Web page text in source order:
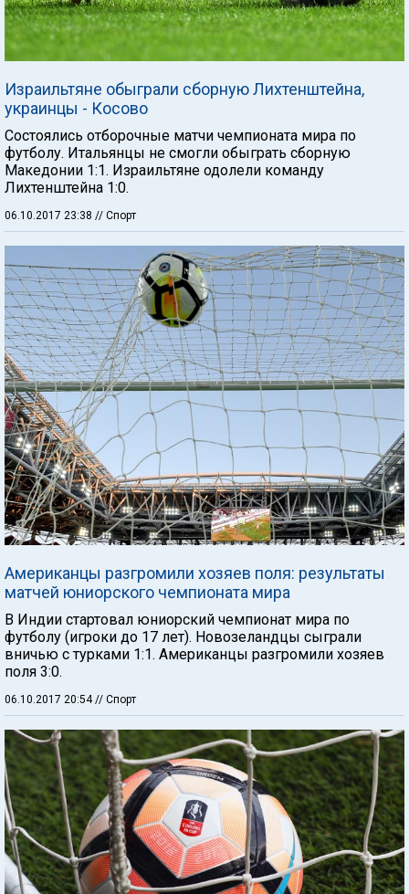
Израильтяне обыграли сборную Лихтенштейна,
украинцы - Косово
Состоялись отборочные матчи чемпионата мира по
футболу. Итальянцы не смогли обыграть сборную
Македонии 1:1. Израильтяне одолели команду
Лихтенштейна 1:0.
06.10.2017 23:38 // Спорт
Американцы разгромили хозяев поля: результаты
матчей юниорского чемпионата мира
В Индии стартовал юниорский чемпионат мира по
футболу (игроки до 17 лет). Новозеландцы сыграли
вничью с турками 1:1. Американцы разгромили хозяев
поля 3:0.
06.10.2017 20:54// Спорт